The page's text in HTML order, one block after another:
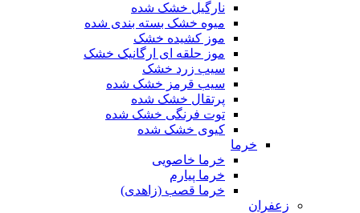
نارگیل خشک شده
میوه خشک بسته بندی شده
موز کشیده خشک
موز حلقه ای ارگانیک خشک
سیب زرد خشک
سیب قرمز خشک شده
پرتقال خشک شده
توت فرنگی خشک شده
کیوی خشک شده
خرما
خرما خاصویی
خرما پیارم
خرما قصب (زاهدی)
زعفران